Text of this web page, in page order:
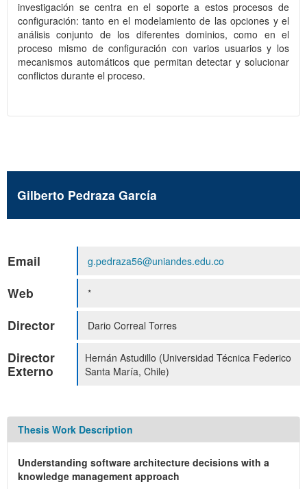
investigación se centra en el soporte a estos procesos de
configuración: tanto en el modelamiento de las opciones y el
análisis conjunto de los diferentes dominios, como en el
proceso mismo de configuración con varios usuarios y los
mecanismos automáticos que permitan detectar y solucionar
conflictos durante el proceso.
Gilberto Pedraza García
Email g.pedraza56@uniandes.edu.co
Web *
Director Dario Correal Torres
Director
Externo
Hernán Astudillo (Universidad Técnica Federico
Santa María, Chile)
Thesis Work Description
Understanding software architecture decisions with a
knowledge management approach